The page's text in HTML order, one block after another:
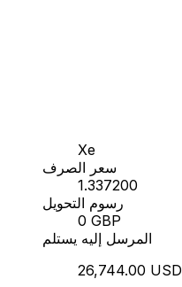
Xe
سعر الصرف
1.337200
رسوم التحويل
0 GBP
المرسل إليه يستلم
26,744.00 USD